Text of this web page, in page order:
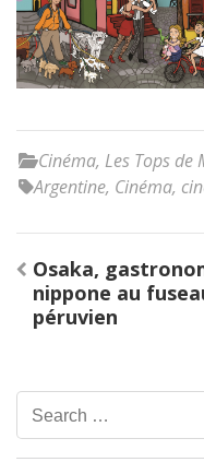
Cinéma, Les Tops de
Argentine, Cinéma,
Post
navigation
Osaka,
nippone au
péruvien
Search
for: